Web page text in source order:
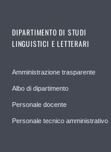
DIPARTIMENTO DI STUDI
LINGUISTICI E LETTERARI
Amministrazione trasparente
Albo di dipartimento
Personale docente
Personale tecnico amministrativo